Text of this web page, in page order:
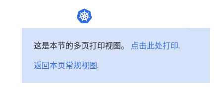
这是本节的多页打印视图。 点击此处打印.
返回本页常规视图.